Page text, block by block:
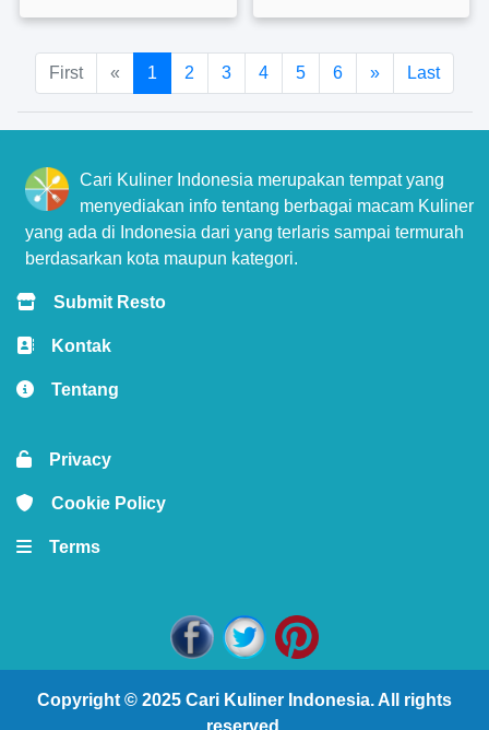
First « 1 2 3 4 5 6 » Last
Cari Kuliner Indonesia merupakan tempat yang
menyediakan info tentang berbagai macam Kuliner
yang ada di Indonesia dari yang terlaris sampai termurah
berdasarkan kota maupun kategori.
Submit Resto
Kontak
Tentang
Privacy
Cookie Policy
Terms
Copyright © 2025 Cari Kuliner Indonesia. All rights
reserved.